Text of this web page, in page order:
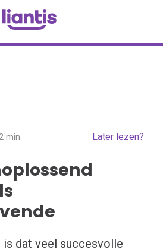
min. Later lezen?
is dat veel succesvolle